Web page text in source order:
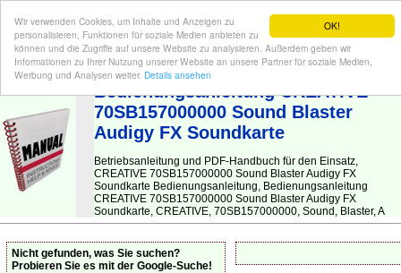
OK!
Wir verwenden Cookies, um Inhalte und Anzeigen zu
personalisieren, Funktionen für soziale Medien anbieten zu
können und die Zugriffe auf unsere Website zu analysieren. Außerdem geben wir
Informationen zu Ihrer Nutzung unserer Website an unsere Partner für soziale Medien,
Werbung und Analysen weiter. Details ansehen
BEDIENUNGSANLEITUNG| Hier finden Sie die deutsche Anleitung!
Bedienungsanleitung CREATIVE
70SB157000000 Sound Blaster
Audigy FX Soundkarte
Betriebsanleitung und PDF-Handbuch für den Einsatz,
CREATIVE 70SB157000000 Sound Blaster Audigy FX
Soundkarte Bedienungsanleitung, Bedienungsanleitung
CREATIVE 70SB157000000 Sound Blaster Audigy FX
Soundkarte, CREATIVE, 70SB157000000, Sound, Blaster, A
Nicht gefunden, was Sie suchen?
Probieren Sie es mit der Google-Suche!